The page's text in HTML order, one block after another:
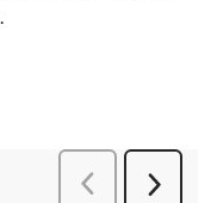
Suivant